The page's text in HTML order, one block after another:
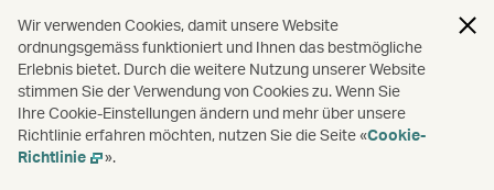
* Bitte beachten Sie, dass die folgenden Streckenarten nur für die
Business-Class-Kabinenarten gelten und nicht dazu verwendet
werden, Ihren Anspruch auf andere Produkte wie Upgrades,
Tarifvorteile oder Einlösemöglichkeiten zu prüfen.
Wir verwenden Cookies, damit unsere Website
ordnungsgemäss funktioniert und Ihnen das bestmögliche
Erlebnis bietet. Durch die weitere Nutzung unserer Website
stimmen Sie der Verwendung von Cookies zu. Wenn Sie
Ihre Cookie-Einstellungen ändern und mehr über unsere
Richtlinie erfahren möchten, nutzen Sie die Seite «Cookie-
Richtlinie
».